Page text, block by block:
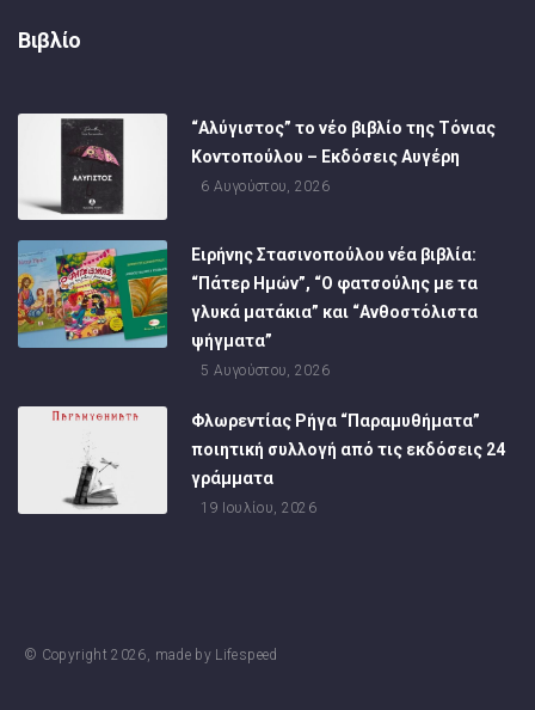
Βιβλίο
“Αλύγιστος” το νέο βιβλίο της Τόνιας
Κοντοπούλου – Εκδόσεις Αυγέρη
6 Αυγούστου, 2026
Ειρήνης Στασινοπούλου νέα βιβλία:
“Πάτερ Ημών”, “Ο φατσούλης με τα
γλυκά ματάκια” και “Ανθοστόλιστα
ψήγματα”
5 Αυγούστου, 2026
Φλωρεντίας Ρήγα “Παραμυθήματα”
ποιητική συλλογή από τις εκδόσεις 24
γράμματα
19 Ιουλίου, 2026
© Copyright2026, made by Lifespeed